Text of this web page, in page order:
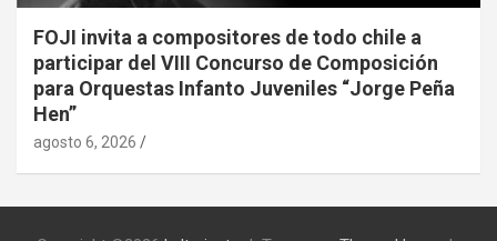
FOJI invita a compositores de todo chile a
participar del VIII Concurso de Composición
para Orquestas Infanto Juveniles “Jorge Peña
Hen”
agosto 6, 2026